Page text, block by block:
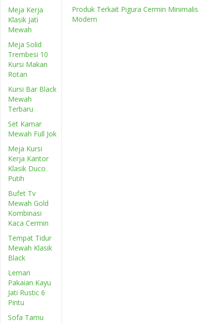
Produk Terkait Pigura Cermin Minimalis
Modern
Meja Kerja
Klasik Jati
Mewah
Meja Solid
Trembesi 10
Kursi Makan
Rotan
Kursi Bar Black
Mewah
Terbaru
Set Kamar
Mewah Full Jok
Meja Kursi
Kerja Kantor
Klasik Duco
Putih
Bufet Tv
Mewah Gold
Kombinasi
Kaca Cermin
Tempat Tidur
Mewah Klasik
Black
Lemari
Pakaian Kayu
Jati Rustic 6
Pintu
Sofa Tamu